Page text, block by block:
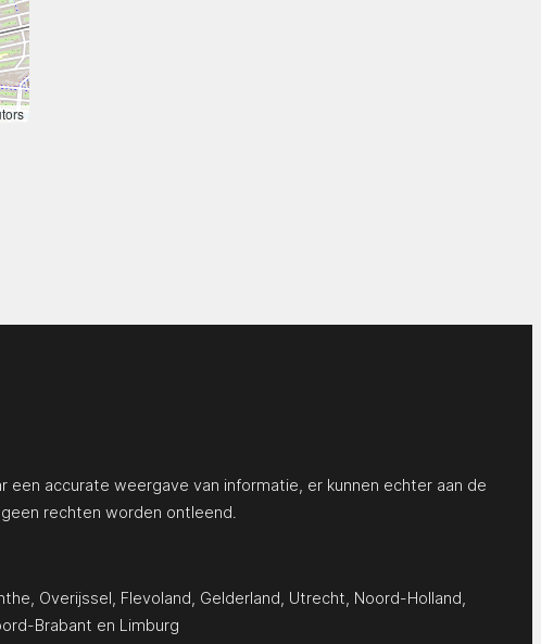
een accurate weergave van informatie, er kunnen echter aan de
rechten worden ontleend.
Overijssel Flevoland Gelderland Utrecht Noord-Holland
Brabant en Limburg